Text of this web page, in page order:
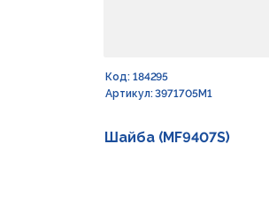
Код: 184295
Артикул: 3971705M1
Шайба (MF9407S)